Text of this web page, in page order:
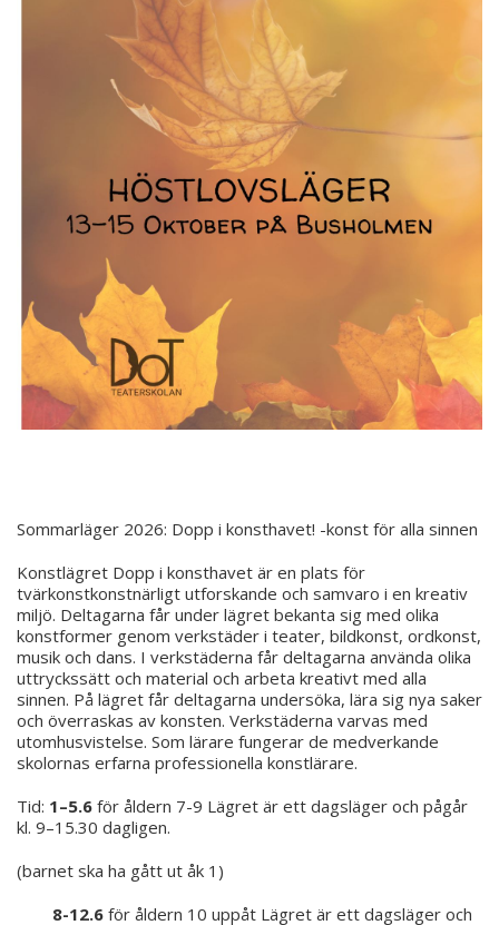
Sommarläger 2026: Dopp i konsthavet! -konst för alla sinnen
Konstlägret Dopp i konsthavet är en plats för
tvärkonstkonstnärligt utforskande och samvaro i en kreativ
miljö. Deltagarna får under lägret bekanta sig med olika
konstformer genom verkstäder i teater, bildkonst, ordkonst,
musik och dans. I verkstäderna får deltagarna använda olika
uttryckssätt och material och arbeta kreativt med alla
sinnen. På lägret får deltagarna undersöka, lära sig nya saker
och överraskas av konsten. Verkstäderna varvas med
utomhusvistelse. Som lärare fungerar de medverkande
skolornas erfarna professionella konstlärare.
Tid: 1–5.6 för åldern 7-9 Lägret är ett dagsläger och pågår
kl. 9–15.30 dagligen.
(barnet ska ha gått ut åk 1)
8-12.6 för åldern 10 uppåt Lägret är ett dagsläger och